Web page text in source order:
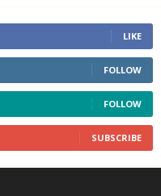
LIKE
FOLLOW
FOLLOW
SUBSCRIBE